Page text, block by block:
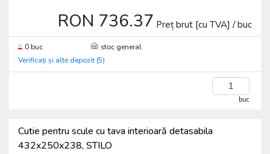
RON 736.37 Preț brut [cu TVA] / buc
0 buc
stoc general
Verificați și alte depozit (5)
buc
Cutie pentru scule cu tava interioară detasabila
432x250x238, STILO